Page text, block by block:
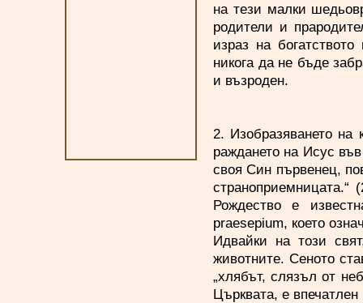
на тези малки
родители и
израз на
никога да не бъде
и възроден.
2. Изобразяването на
раждането на Исус
своя Син първенец,
Рождество е
praesepium, което
Идвайки на този
животните. Сеното
„хлябът, слязъл от
Църквата, е